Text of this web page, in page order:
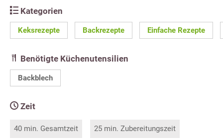
Kategorien
Keksrezepte Backrezepte Einfache Rezepte
Benötigte Küchenutensilien
Backblech
Zeit
40 min. Gesamtzeit 25 min. Zubereitungszeit